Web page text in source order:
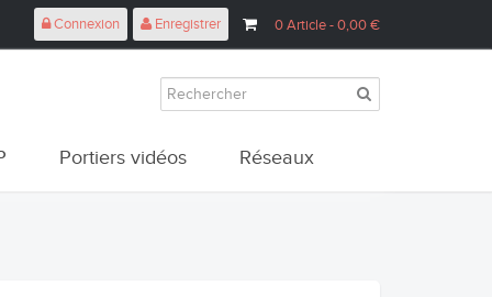
0Article- 0,00 €
Connexion Enregistrer
Portiers vidéos Réseaux